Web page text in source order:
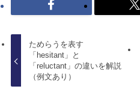
ためらうを表す
「hesitant」と
「reluctant」の違いを解説
（例文あり）